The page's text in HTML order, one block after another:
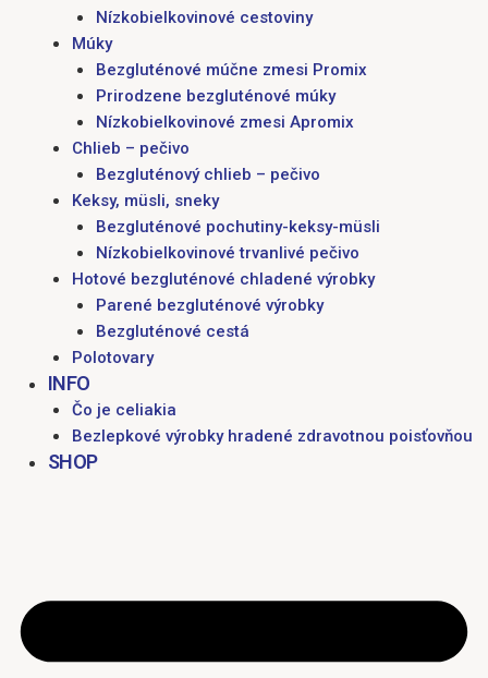
Nízkobielkovinové cestoviny
Múky
Bezgluténové múčne zmesi Promix
Prirodzene bezgluténové múky
Nízkobielkovinové zmesi Apromix
Chlieb – pečivo
Bezgluténový chlieb – pečivo
Keksy, müsli, sneky
Bezgluténové pochutiny-keksy-müsli
Nízkobielkovinové trvanlivé pečivo
Hotové bezgluténové chladené výrobky
Parené bezgluténové výrobky
Bezgluténové cestá
Polotovary
INFO
Čo je celiakia
Bezlepkové výrobky hradené zdravotnou poisťovňou
SHOP